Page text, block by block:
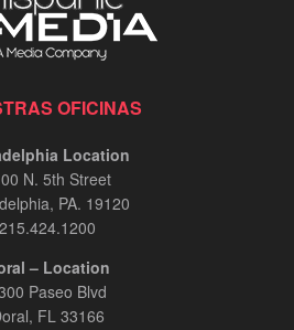
OFICINAS
Location
N. 5th Street
PA. 19120
215.424.1200
– Location
Paseo Blvd
FL 33166